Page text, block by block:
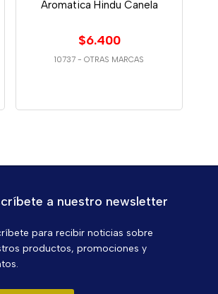
Aromatica Hindu Canela
$6.400
10737 -OTRAS MARCAS
a nuestro newsletter
para recibir noticias sobre
productos, promociones y